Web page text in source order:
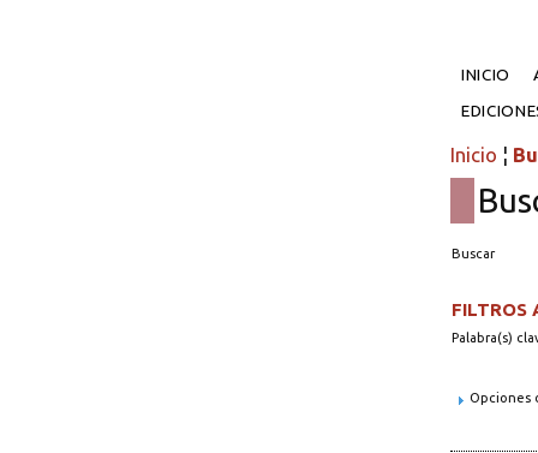
INICIO
Inicio ¦
Buscar
FILTROS
Palabra(s)
Opciones